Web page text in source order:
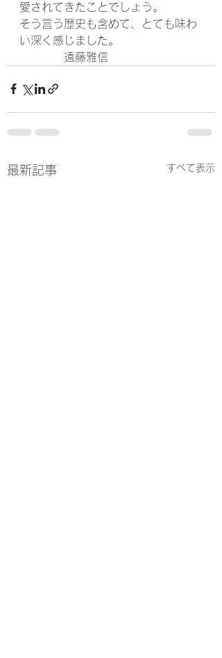
愛されてきたことでしょう。
そう言う歴史も含めて、とても味わ
い深く感じました。
遠藤雅信
最新記事 すべて表示